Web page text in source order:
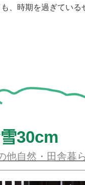
、時期を過ぎている
30cm
他自然・田舎暮